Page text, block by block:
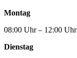
Montag
08:00 Uhr – 12:00 Uhr
Dienstag